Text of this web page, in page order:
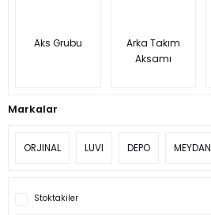
Aks Grubu
Arka Takım
Aksamı
Markalar
ORJINAL LUVI DEPO MEYDAN
Stoktakiler